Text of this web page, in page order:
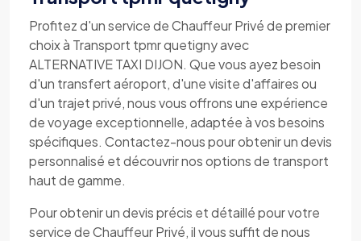
Profitez d'un service de Chauffeur Privé de premier
choix à Transport tpmr quetigny avec
ALTERNATIVE TAXI DIJON. Que vous ayez besoin
d'un transfert aéroport, d'une visite d'affaires ou
d'un trajet privé, nous vous offrons une expérience
de voyage exceptionnelle, adaptée à vos besoins
spécifiques. Contactez-nous pour obtenir un devis
personnalisé et découvrir nos options de transport
haut de gamme.
Pour obtenir un devis précis et détaillé pour votre
service de Chauffeur Privé, il vous suffit de nous